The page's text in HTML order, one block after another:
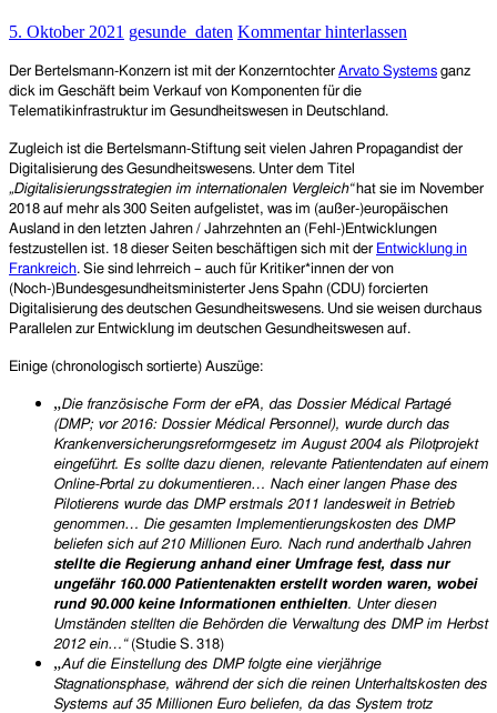
5. Oktober 2021 gesunde_daten Kommentar hinterlassen
Der Bertelsmann-Konzern ist mit der Konzerntochter Arvato Systems ganz
dick im Geschäft beim Verkauf von Komponenten für die
Telematikinfrastruktur im Gesundheitswesen in Deutschland.
Zugleich ist die Bertelsmann-Stiftung seit vielen Jahren Propagandist der
Digitalisierung des Gesundheitswesens. Unter dem Titel
„Digitalisierungsstrategien im internationalen Vergleich“hat sie im November
2018 auf mehr als 300 Seiten aufgelistet, was im (außer-)europäischen
Ausland in den letzten Jahren / Jahrzehnten an (Fehl-)Entwicklungen
festzustellen ist. 18 dieser Seiten beschäftigen sich mit der Entwicklung in
Frankreich. Sie sind lehrreich – auch für Kritiker*innen der von
(Noch-)Bundesgesundheitsministerter Jens Spahn (CDU) forcierten
Digitalisierung des deutschen Gesundheitswesens. Und sie weisen durchaus
Parallelen zur Entwicklung im deutschen Gesundheitswesen auf.
Einige (chronologisch sortierte) Auszüge:
„Die französische Form der ePA, das Dossier Médical Partagé
(DMP; vor 2016: Dossier Médical Personnel), wurde durch das
Krankenversicherungsreformgesetz im August 2004 als Pilotprojekt
eingeführt. Es sollte dazu dienen, relevante Patientendaten auf einem
Online-Portal zu dokumentieren… Nach einer langen Phase des
Pilotierens wurde das DMP erstmals 2011 landesweit in Betrieb
genommen… Die gesamten Implementierungskosten des DMP
beliefen sich auf 210 Millionen Euro. Nach rund anderthalb Jahren
stellte die Regierung anhand einer Umfrage fest, dass nur
ungefähr 160.000 Patientenakten erstellt worden waren, wobei
rund 90.000 keine Informationen enthielten. Unter diesen
Umständen stellten die Behörden die Verwaltung des DMP im Herbst
2012 ein…“ (Studie S. 318)
„Auf die Einstellung des DMP folgte eine vierjährige
Stagnationsphase, während der sich die reinen Unterhaltskosten des
Systems auf 35 Millionen Euro beliefen, da das System trotz